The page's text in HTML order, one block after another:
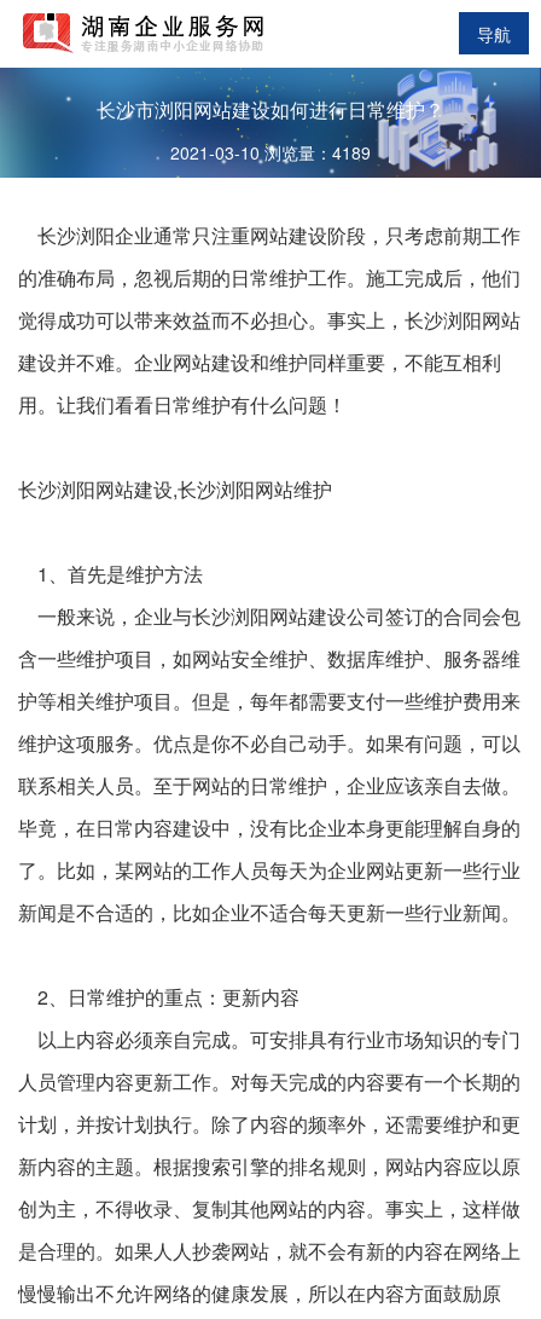
导航
长沙市浏阳网站建设如何进行日常维护？
2021-03-10 浏览量：4189
长沙浏阳企业通常只注重网站建设阶段，只考虑前期工作
的准确布局，忽视后期的日常维护工作。施工完成后，他们
觉得成功可以带来效益而不必担心。事实上， 长沙浏阳网站
建设并不难。企业网站建设和维护同样重要，不能互相利
用。让我们看看日常维护有什么问题！
长沙浏阳网站建设,长沙浏阳网站维护
1、首先是维护方法
一般来说，企业与长沙浏阳网站建设公司签订的合同会包
含一些维护项目，如网站安全维护、数据库维护、服务器维
护等相关维护项目。但是，每年都需要支付一些维护费用来
维护这项服务。优点是你不必自己动手。如果有问题，可以
联系相关人员。至于网站的日常维护，企业应该亲自去做。
毕竟，在日常内容建设中，没有比企业本身更能理解自身的
了。比如，某网站的工作人员每天为企业网站更新一些行业
新闻是不合适的，比如企业不适合每天更新一些行业新闻。
2、日常维护的重点：更新内容
以上内容必须亲自完成。可安排具有行业市场知识的专门
人员管理内容更新工作。对每天完成的内容要有一个长期的
计划，并按计划执行。除了内容的频率外，还需要维护和更
新内容的主题。根据搜索引擎的排名规则，网站内容应以原
创为主，不得收录、复制其他网站的内容。事实上，这样做
是合理的。如果人人抄袭网站，就不会有新的内容在网络上
慢慢输出不允许网络的健康发展，所以在内容方面鼓励原